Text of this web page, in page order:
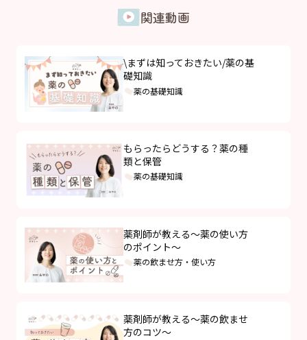
関連動画
\まずは知っておきたい/薬の基
礎知識
薬の基礎知識
もらったらどうする？薬の種
類と保管
薬の基礎知識
薬剤師が教える～薬の使い方
のポイント～
薬の飲ませ方・使い方
薬剤師が教える～薬の飲ませ
方のコツ～